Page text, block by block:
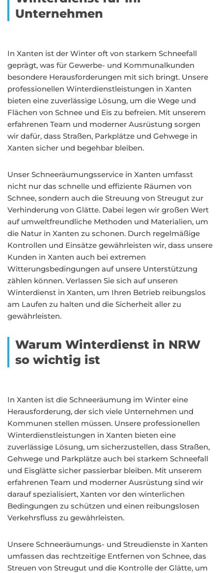
Unternehmen
In Xanten ist der Winter oft von starkem Schneefall
geprägt, was für Gewerbe- und Kommunalkunden
besondere Herausforderungen mit sich bringt. Unsere
professionellen Winterdienstleistungen in Xanten
bieten eine zuverlässige Lösung, um die Wege und
Flächen von Schnee und Eis zu befreien. Mit unserem
erfahrenen Team und moderner Ausrüstung sorgen
wir dafür, dass Straßen, Parkplätze und Gehwege in
Xanten sicher und begehbar bleiben.
Unser Schneeräumungsservice in Xanten umfasst
nicht nur das schnelle und effiziente Räumen von
Schnee, sondern auch die Streuung von Streugut zur
Verhinderung von Glätte. Dabei legen wir großen Wert
auf umweltfreundliche Methoden und Materialien, um
die Natur in Xanten zu schonen. Durch regelmäßige
Kontrollen und Einsätze gewährleisten wir, dass unsere
Kunden in Xanten auch bei extremen
Witterungsbedingungen auf unsere Unterstützung
zählen können. Verlassen Sie sich auf unseren
Winterdienst in Xanten, um Ihren Betrieb reibungslos
am Laufen zu halten und die Sicherheit aller zu
gewährleisten.
Warum Winterdienst in NRW
so wichtig ist
In Xanten ist die Schneeräumung im Winter eine
Herausforderung, der sich viele Unternehmen und
Kommunen stellen müssen. Unsere professionellen
Winterdienstleistungen in Xanten bieten eine
zuverlässige Lösung, um sicherzustellen, dass Straßen,
Gehwege und Parkplätze auch bei starkem Schneefall
und Eisglätte sicher passierbar bleiben. Mit unserem
erfahrenen Team und moderner Ausrüstung sind wir
darauf spezialisiert, Xanten vor den winterlichen
Bedingungen zu schützen und einen reibungslosen
Verkehrsfluss zu gewährleisten.
Unsere Schneeräumungs- und Streudienste in Xanten
umfassen das rechtzeitige Entfernen von Schnee, das
Streuen von Streugut und die Kontrolle der Glätte, um